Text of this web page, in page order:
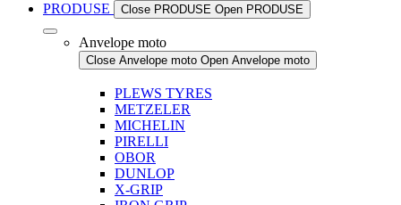
PRODUSE
Close PRODUSE Open PRODUSE
Anvelope moto
Close Anvelope moto Open Anvelope moto
PLEWS TYRES
METZELER
MICHELIN
PIRELLI
OBOR
DUNLOP
X-GRIP